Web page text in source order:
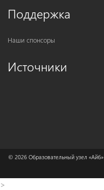
Поддержка
Наши спонсоры
Источники
© 2026 Образовательный узел «Айб»
>